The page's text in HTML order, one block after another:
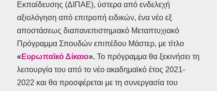
Εκπαίδευσης (ΔΙΠΑΕ), ύστερα από ενδελεχή
αξιολόγηση από επιτροπή ειδικών, ένα νέο εξ
αποστάσεως διαπανεπιστημιακό Μεταπτυχιακό
Πρόγραμμα Σπουδών επιπέδου Μάστερ, με τίτλο
« Ευρωπαϊκό Δίκαιο». Το πρόγραμμα θα ξεκινήσει τη
λειτουργία του από το νέο ακαδημαϊκό έτος 2021-
2022 και θα προσφέρεται με τη συνεργασία του